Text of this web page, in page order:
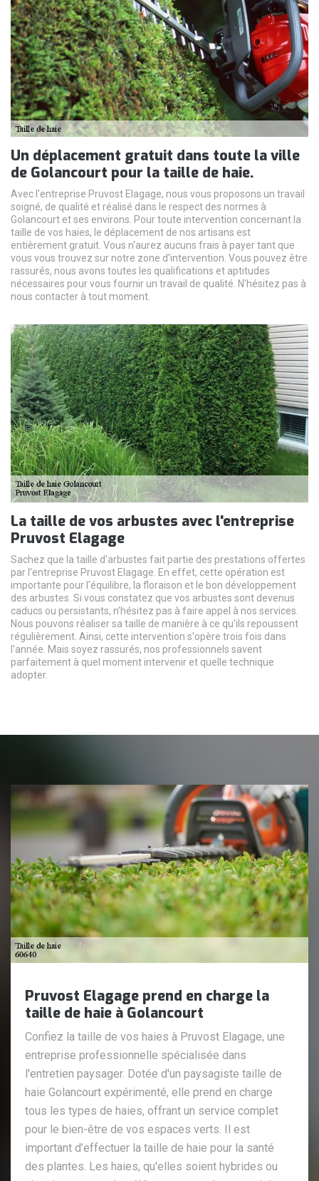
Un déplacement gratuit dans toute la ville
de Golancourt pour la taille de haie.
Avec l'entreprise Pruvost Elagage, nous vous proposons un travail
soigné, de qualité et réalisé dans le respect des normes à
Golancourt et ses environs. Pour toute intervention concernant la
taille de vos haies, le déplacement de nos artisans est
entièrement gratuit. Vous n'aurez aucuns frais à payer tant que
vous vous trouvez sur notre zone d'intervention. Vous pouvez être
rassurés, nous avons toutes les qualifications et aptitudes
nécessaires pour vous fournir un travail de qualité. N'hésitez pas à
nous contacter à tout moment.
La taille de vos arbustes avec l'entreprise
Pruvost Elagage
Sachez que la taille d'arbustes fait partie des prestations offertes
par l'entreprise Pruvost Elagage. En effet, cette opération est
importante pour l'équilibre, la floraison et le bon développement
des arbustes. Si vous constatez que vos arbustes sont devenus
caducs ou persistants, n'hésitez pas à faire appel à nos services.
Nous pouvons réaliser sa taille de manière à ce qu'ils repoussent
régulièrement. Ainsi, cette intervention s'opère trois fois dans
l'année. Mais soyez rassurés, nos professionnels savent
parfaitement à quel moment intervenir et quelle technique
adopter.
Pruvost Elagage prend en charge la
taille de haie à Golancourt
Confiez la taille de vos haies à Pruvost Elagage, une
entreprise professionnelle spécialisée dans
l'entretien paysager. Dotée d'un paysagiste taille de
haie Golancourt expérimenté, elle prend en charge
tous les types de haies, offrant un service complet
pour le bien-être de vos espaces verts. Il est
important d’effectuer la taille de haie pour la santé
des plantes. Les haies, qu'elles soient hybrides ou